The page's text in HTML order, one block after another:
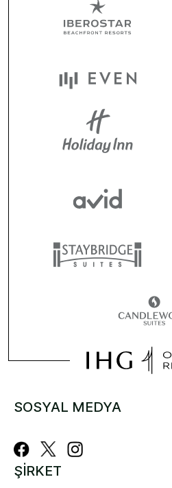
SOSYAL MEDYA
ŞIRKET